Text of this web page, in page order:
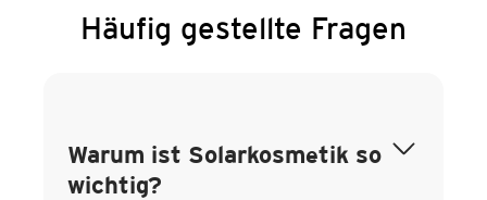
Häufig gestellte Fragen
Warum ist Solarkosmetik so
wichtig?